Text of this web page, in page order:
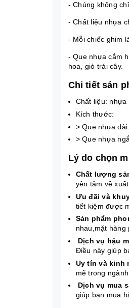
- Chúng không
- Chất liệu nhựa
- Mỗi chiếc ghim
- Que nhựa cắm
hoa, giỏ trái cây.
Chi tiết sản
Chất liệu: nhựa
Kích thước:
> Que nhựa
> Que nhựa
Lý do chọn
Chất lượng
yên tâm về
Ưu đãi và
tiết kiệm được
Sản phẩm
nhau,mặt hàng
Dịch vụ hậu
Điều này giúp
Uy tín và kinh
mẽ trong
Dịch vụ mua
giúp bạn mua